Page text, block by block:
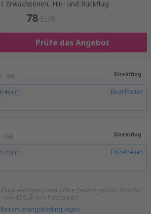
Erwachsenen, Hin- und Rückflug:
78 EUR
Prüfe das Angebot
- PMI Direktflug
45min Einzelheiten
HAM Direktflug
45min Einzelheiten
(ohne Servicegebühr in Höhe
von 40 EUR pro Passagier)
Reservierungsbedingungen